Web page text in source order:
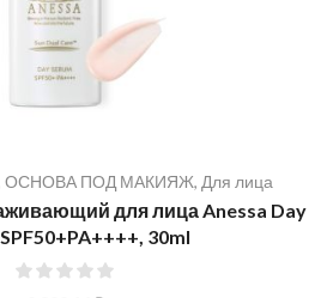
ОСНОВА ПОД МАКИЯЖ, Для лица
для лица Anessa Day
30ml